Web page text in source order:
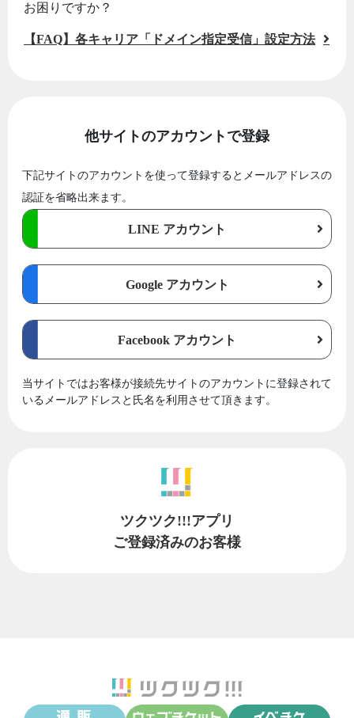
お困りですか？
【FAQ】各キャリア「ドメイン指定受信」設定方法
他サイトのアカウントで登録
下記サイトのアカウントを使って登録するとメールアドレスの
認証を省略出来ます。
LINE アカウント
Google アカウント
Facebook アカウント
当サイトではお客様が接続先サイトのアカウントに登録されて
いるメールアドレスと氏名を利用させて頂きます。
ツクツク!!!アプリ
ご登録済みのお客様